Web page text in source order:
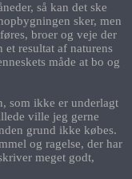
så kan det ske
sker, men
broer og veje der
resultat af naturens
måde at bo og
som ikke er underlagt
ville jeg gerne
grund ikke købes.
og ragelse, der har
meget godt,